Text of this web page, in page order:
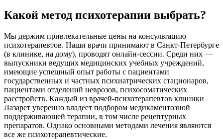
Какой метод психотерапии выбрать?
Мы держим привлекательные цены на консультацию
психотерапевтов. Наши врачи принимают в Санкт-Петербурге
(в клинике, на дому), проводят онлайн-сессии. Среди них —
выпускники ведущих медицинских учебных учреждений,
имеющие успешный опыт работы с пациентами
государственных и частных психиатрических стационаров,
пациентами отделений неврозов, психосоматических
расстройств. Каждый из врачей-психотерапевтов клиники
Лазарет уверенно владеет подбором медикаментозной
поддерживающей терапии, в том числе рецептурных
препаратов. Однако основными методами лечения являются
все же психотерапевтические.